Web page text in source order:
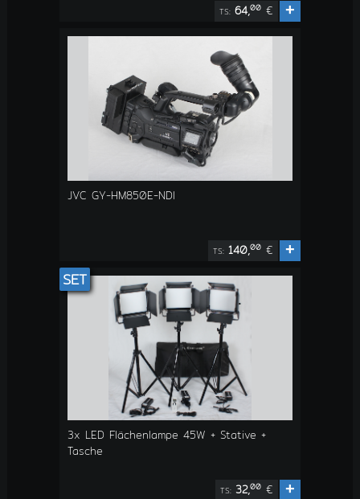
TS: 64,00 € +
JVC GY-HM850E-NDI
TS: 140,00 € +
SET
3x LED Flächenlampe 45W + Stative +
Tasche
TS: 32,00 € +